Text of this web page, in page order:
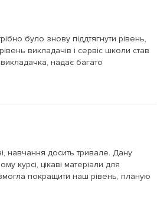
було знову піддтягнути рівень,
викладачів і сервіс школи став
надає багато
навчання досить тривале. Дану
курсі, цікаві матеріали для
покращити наш рівень, планую